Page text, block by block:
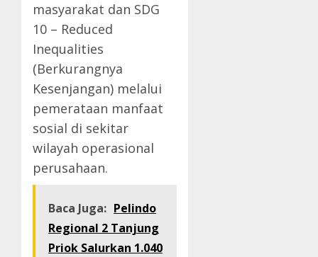
masyarakat dan SDG
10 – Reduced
Inequalities
(Berkurangnya
Kesenjangan) melalui
pemerataan manfaat
sosial di sekitar
wilayah operasional
perusahaan.
Baca Juga: Pelindo
Regional 2 Tanjung
Priok Salurkan 1.040